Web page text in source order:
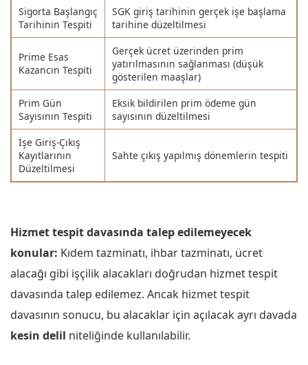
Sigorta Başlangıç
Tarihinin Tespiti
SGK giriş tarihinin gerçek işe başlama
tarihine düzeltilmesi
Prime Esas
Kazancın Tespiti
Gerçek ücret üzerinden prim
yatırılmasının sağlanması (düşük
gösterilen maaşlar)
Prim Gün
Sayısının Tespiti
Eksik bildirilen prim ödeme gün
sayısının düzeltilmesi
İşe Giriş-Çıkış
Kayıtlarının
Düzeltilmesi
Sahte çıkış yapılmış dönemlerin tespiti
Hizmet tespit davasında talep edilemeyecek
konular: Kıdem tazminatı, ihbar tazminatı, ücret
alacağı gibi işçilik alacakları doğrudan hizmet tespit
davasında talep edilemez. Ancak hizmet tespit
davasının sonucu, bu alacaklar için açılacak ayrı davada
kesin delil niteliğinde kullanılabilir.